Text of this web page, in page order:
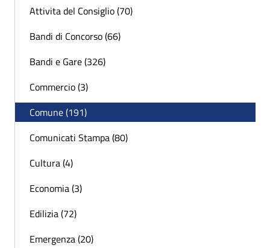
Attivita del Consiglio (70)
Bandi di Concorso (66)
Bandi e Gare (326)
Commercio (3)
Comune (191)
Comunicati Stampa (80)
Cultura (4)
Economia (3)
Edilizia (72)
Emergenza (20)